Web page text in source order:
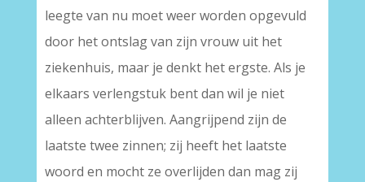
leegte van nu moet weer worden opgevuld
door het ontslag van zijn vrouw uit het
ziekenhuis, maar je denkt het ergste. Als je
elkaars verlengstuk bent dan wil je niet
alleen achterblijven. Aangrijpend zijn de
laatste twee zinnen; zij heeft het laatste
woord en mocht ze overlijden dan mag zij